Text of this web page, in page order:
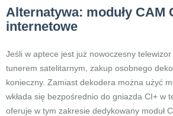
Alternatywa: moduły CAM
internetowe
Jeśli w aptece jest już nowoczesny
tunerem satelitarnym, zakup osobnego
konieczny. Zamiast dekodera można użyć
wkłada się bezpośrednio do gniazda CI+ w
oferuje w tym zakresie dedykowany moduł